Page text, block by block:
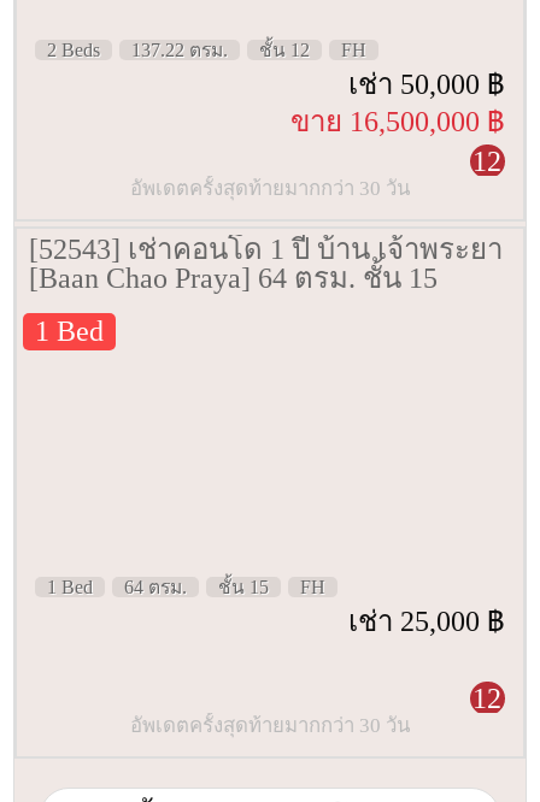
2 Beds 137.22 ตรม. ชั้น 12 FH
เช่า 50,000 ฿
ขาย 16,500,000 ฿
12
อัพเดตครั้งสุดท้ายมากกว่า 30 วัน
[52543] เช่าคอนโด 1 ปี บ้าน เจ้าพระยา
[Baan Chao Praya] 64 ตรม. ชั้น 15
1 Bed
1 Bed 64 ตรม. ชั้น 15 FH
เช่า 25,000 ฿
12
อัพเดตครั้งสุดท้ายมากกว่า 30 วัน